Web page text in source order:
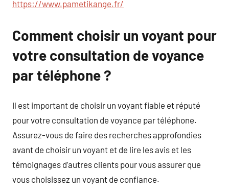
https://www.pametikange.fr/
Comment choisir un voyant pour
votre consultation de voyance
par téléphone ?
Il est important de choisir un voyant fiable et réputé
pour votre consultation de voyance par téléphone.
Assurez-vous de faire des recherches approfondies
avant de choisir un voyant et de lire les avis et les
témoignages d’autres clients pour vous assurer que
vous choisissez un voyant de confiance.